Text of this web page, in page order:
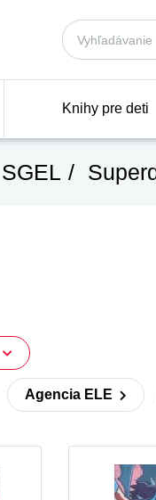
Knihy pre deti
SGEL
Agencia ELE
Companeros